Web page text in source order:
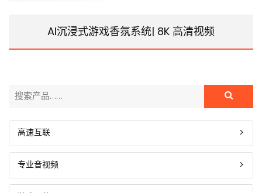
AI沉浸式游戏香氛系统| 8K 高清视频
高速互联
专业音视频